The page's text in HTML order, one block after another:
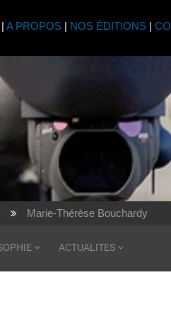
| A PROPOS| NOS ÉDITIONS|
Marie-Thérèse Bouchardy
ACTUALITES